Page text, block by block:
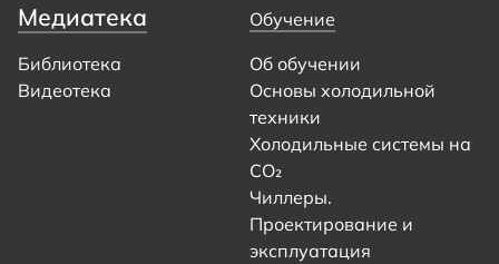
Медиатека
Библиотека
Видеотека
Обучение
Об обучении
Основы холодильной
техники
Холодильные системы на
CO₂
Чиллеры.
Проектирование и
эксплуатация